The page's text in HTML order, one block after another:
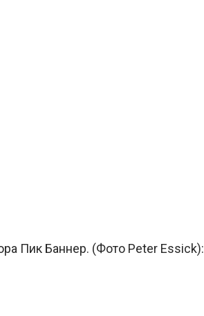
Пик Баннер. (Фото Peter Essick):